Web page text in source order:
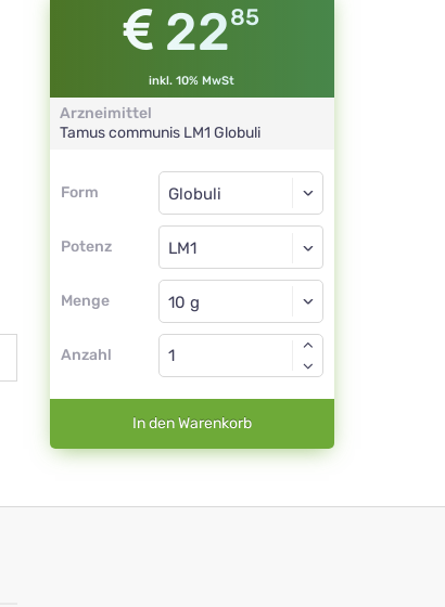
2285
inkl. 10% MwSt
Arzneimittel
Tamus communis LM1 Globuli
Form
Form
Potenz
Globuli
LM1
Menge
Globuli
Anzahl
In den Warenkorb